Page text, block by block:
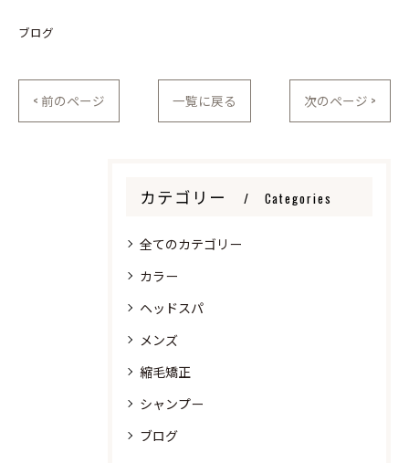
ブログ
< 前のページ 一覧に戻る 次のページ >
カテゴリー Categories
全てのカテゴリー
カラー
ヘッドスパ
メンズ
縮毛矯正
シャンプー
ブログ